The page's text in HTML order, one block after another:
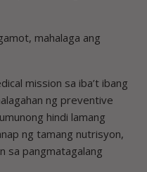
mahalaga ang
mission sa iba’t ibang
ng preventive
hindi lamang
ng tamang nutrisyon,
sa pangmatagalang